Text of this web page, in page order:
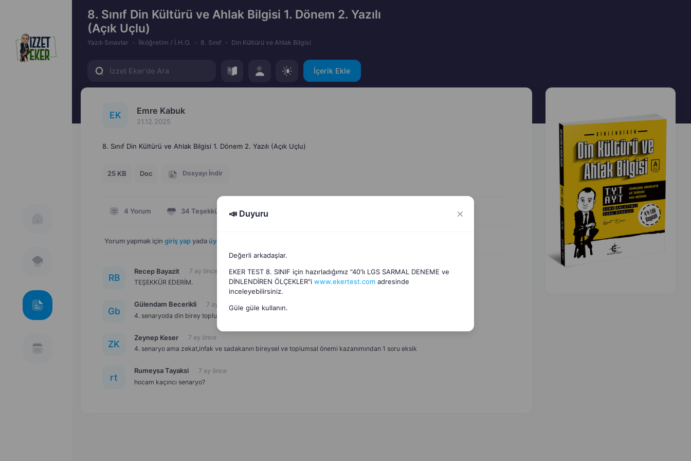
8. Sınıf Din Kültürü ve Ahlak Bilgisi 1. Dönem 2. Yazılı
(Açık Uçlu)
Yazılı Sınavlar İlköğretim / İ.H.O. 8. Sınıf Din Kültürü ve Ahlak Bilgisi
İçerik Ekle
EK Emre Kabuk
21.12.2025
8. Sınıf Din Kültürü ve Ahlak Bilgisi 1. Dönem 2. Yazılı (Açık Uçlu)
25 KB Doc Dosyayı İndir
4 Yorum 34 Teşekkür Hata Bildir
Yorum yapmak için giriş yap yada üye ol
RB
Recep Bayazit
7 ay önce
TEŞEKKÜR EDERİM.
Gb
Gülendam Becerikli
7 ay önce
4. senaryoda din birey toplum ünitesi de var ama burda yok kaçıncı senaryo oluyor acaba
ZK
Zeynep Keser
7 ay önce
4. senaryo ama zekat,infak ve sadakanın bireysel ve toplumsal önemi kazanımından 1 soru eksik
rt
Rumeysa Tayaksi
7 ay önce
hocam kaçıncı senaryo?
📣 Duyuru
Değerli arkadaşlar.
EKER TEST 8. SINIF için hazırladığımız "40'lı LGS SARMAL DENEME ve
DİNLENDİREN ÖLÇEKLER"i www.ekertest.comadresinde
inceleyebilirsiniz.
Güle güle kullanın.